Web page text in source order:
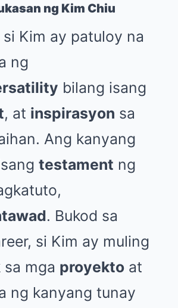
ng Kim Chiu
Kim ay patuloy na
ng
bilang isang
, at inspirasyon sa
Ang kanyang
testament ng
. Bukod sa
si Kim ay muling
mga proyekto at
ng kanyang tunay